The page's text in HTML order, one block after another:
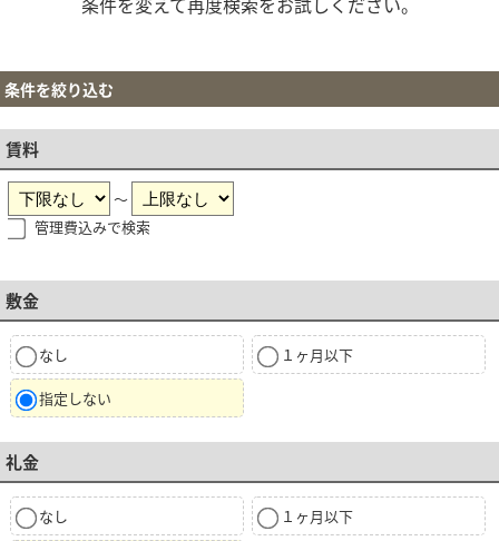
条件を絞り込む
賃料
～
管理費込みで検索
敷金
なし １ヶ月以下
指定しない
礼金
なし １ヶ月以下